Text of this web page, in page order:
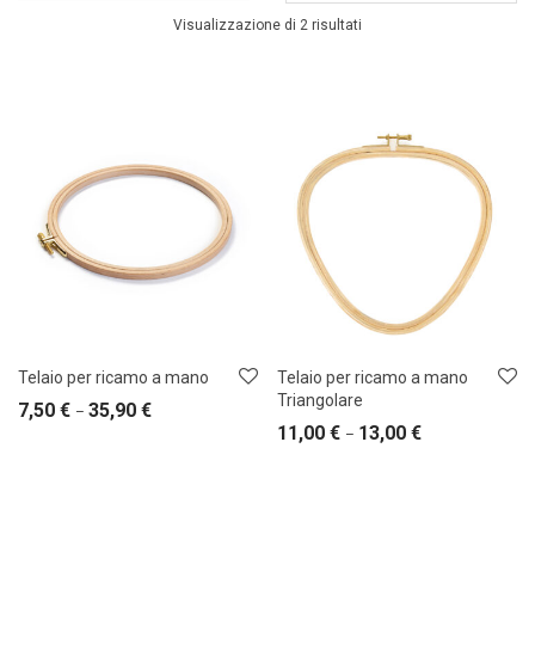
Visualizzazione di 2 risultati
Telaio per ricamo a mano
7,50 € – 35,90 €
Telaio per ricamo a mano
Triangolare
11,00 € – 13,00 €